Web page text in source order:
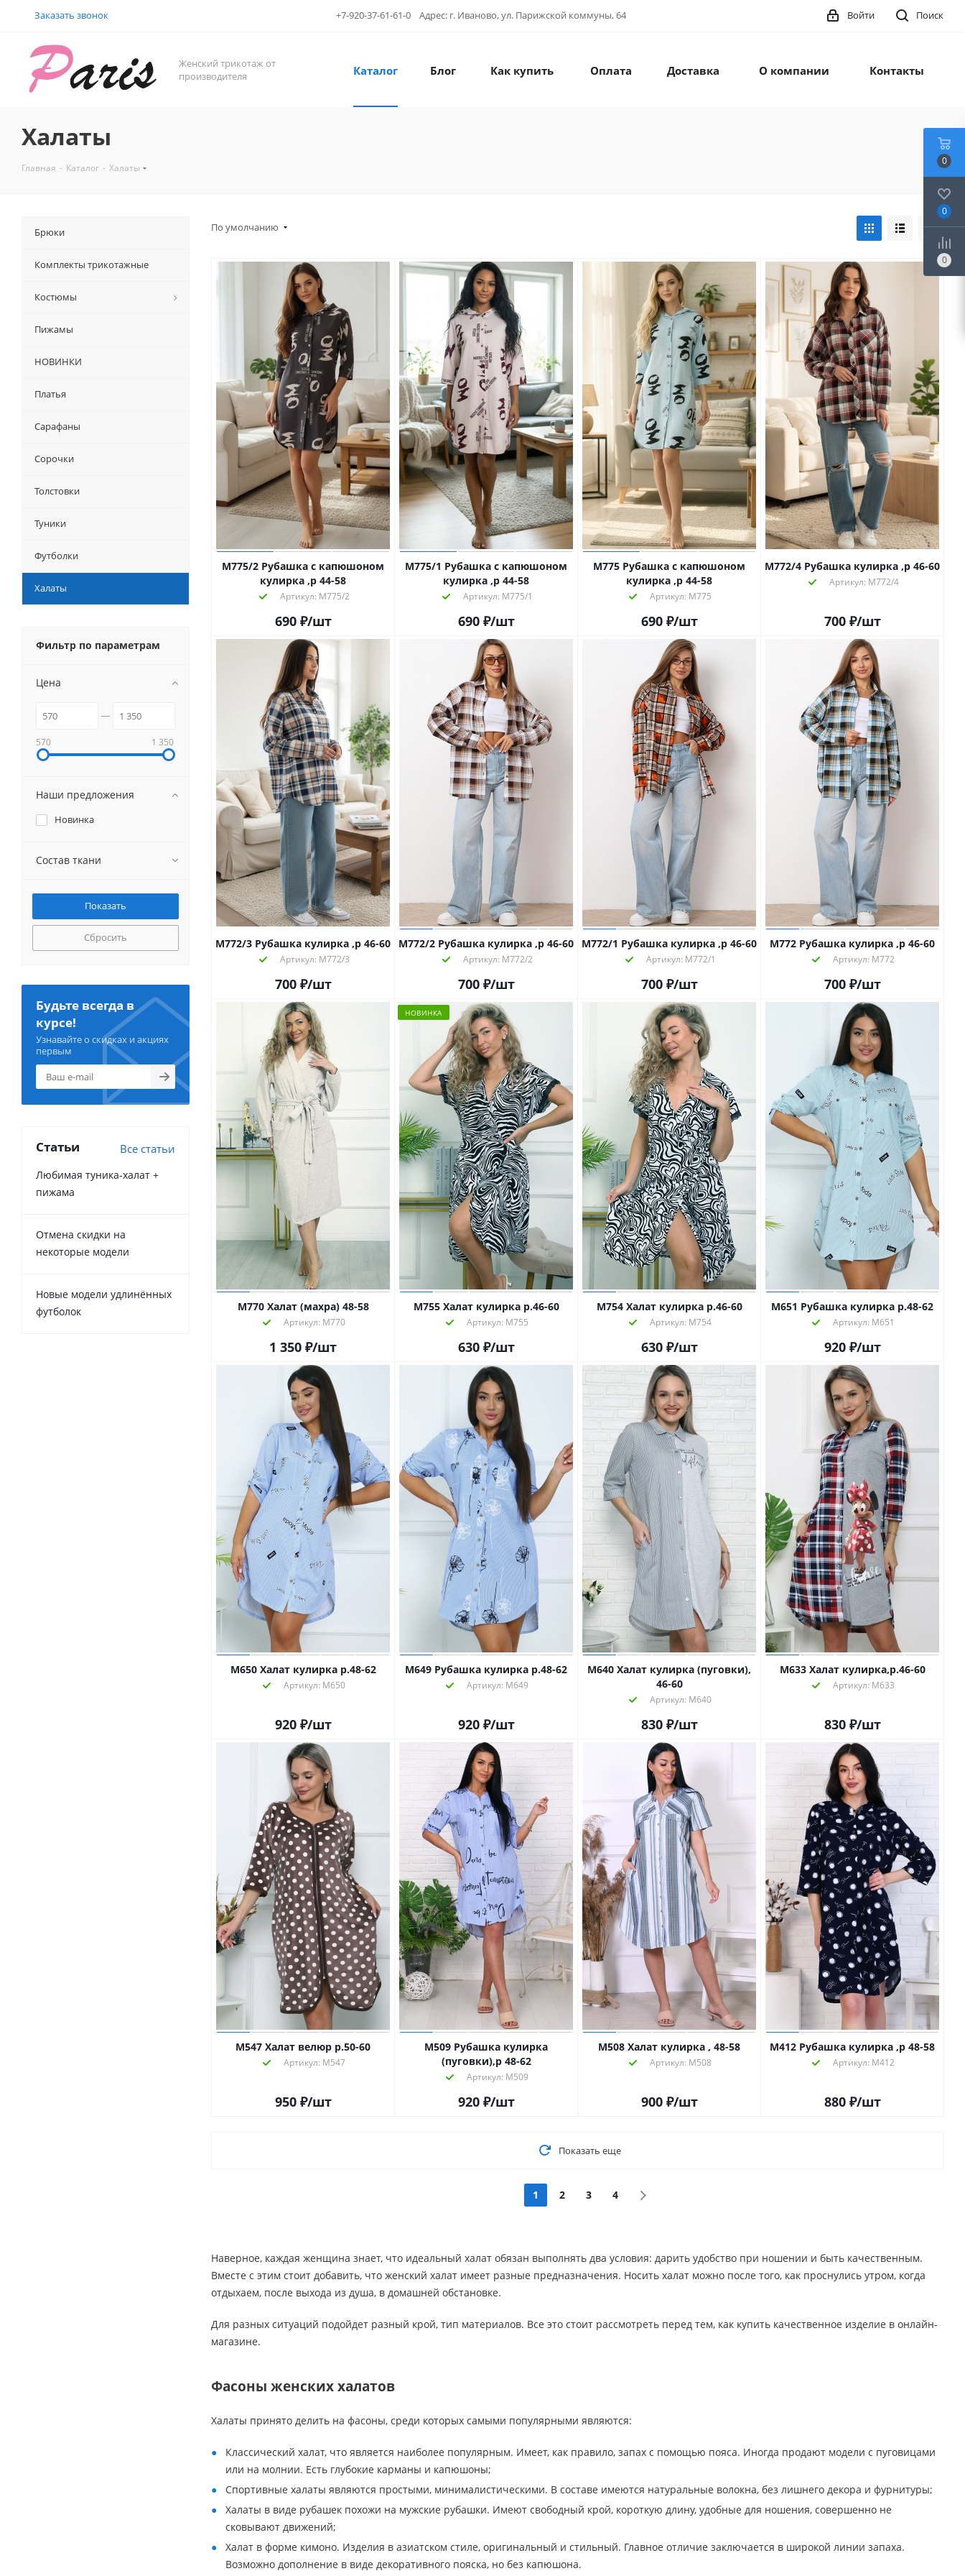
Заказать звонок +7-920-37-61-61-0 Адрес: г. Иваново, ул. Парижской коммуны, 64 Поиск
Войти
Женский трикотаж от
производителя
Каталог Блог Как купить Оплата Доставка О компании Контакты
Халаты
Главная - Каталог - Халаты
По умолчанию
М775/2 Рубашка с капюшоном
кулирка ,р 44-58
Артикул: М775/2
690₽/шт
М775/1 Рубашка с капюшоном
кулирка ,р 44-58
Артикул: М775/1
690₽/шт
М775 Рубашка с капюшоном
кулирка ,р 44-58
Артикул: М775
690₽/шт
М772/4 Рубашка кулирка ,р 46-60
Артикул: М772/4
700₽/шт
М772/3 Рубашка кулирка ,р 46-60
Артикул: М772/3
700₽/шт
М772/2 Рубашка кулирка ,р 46-60
Артикул: М772/2
700₽/шт
М772/1 Рубашка кулирка ,р 46-60
Артикул: М772/1
700₽/шт
М772 Рубашка кулирка ,р 46-60
Артикул: М772
700₽/шт
М770 Халат (махра) 48-58
Артикул: М770
1 350 ₽/шт
НОВИНКА
М755 Халат кулирка р.46-60
Артикул: М755
630₽/шт
М754 Халат кулирка р.46-60
Артикул: М754
630₽/шт
М651 Рубашка кулирка р.48-62
Артикул: М651
920₽/шт
М650 Халат кулирка р.48-62
Артикул: М650
920₽/шт
М649 Рубашка кулирка р.48-62
Артикул: М649
920₽/шт
М640 Халат кулирка (пуговки),
46-60
Артикул: М640
830₽/шт
М633 Халат кулирка,р.46-60
Артикул: М633
830₽/шт
М547 Халат велюр р.50-60
Артикул: М547
950₽/шт
М509 Рубашка кулирка
(пуговки),р 48-62
Артикул: М509
920₽/шт
М508 Халат кулирка , 48-58
Артикул: М508
900₽/шт
М412 Рубашка кулирка ,р 48-58
Артикул: М412
880₽/шт
Показать еще
1 2 3 4
Наверное, каждая женщина знает, что идеальный халат обязан выполнять два условия: дарить удобство при ношении и быть качественным.
Вместе с этим стоит добавить, что женский халат имеет разные предназначения. Носить халат можно после того, как проснулись утром, когда
отдыхаем, после выхода из душа, в домашней обстановке.
Для разных ситуаций подойдет разный крой, тип материалов. Все это стоит рассмотреть перед тем, как купить качественное изделие в онлайн-
магазине.
Фасоны женских халатов
Халаты принято делить на фасоны, среди которых самыми популярными являются:
Классический халат, что является наиболее популярным. Имеет, как правило, запах с помощью пояса. Иногда продают модели с пуговицами
или на молнии. Есть глубокие карманы и капюшоны;
Спортивные халаты являются простыми, минималистическими. В составе имеются натуральные волокна, без лишнего декора и фурнитуры;
Халаты в виде рубашек похожи на мужские рубашки. Имеют свободный крой, короткую длину, удобные для ношения, совершенно не
сковывают движений;
Халат в форме кимоно. Изделия в азиатском стиле, оригинальный и стильный. Главное отличие заключается в широкой линии запаха.
Возможно дополнение в виде декоративного пояска, но без капюшона.
Брюки
Комплекты трикотажные
Костюмы
Пижамы
НОВИНКИ
Платья
Сарафаны
Сорочки
Толстовки
Туники
Футболки
Халаты
Фильтр по параметрам
Цена
570 1 350
Наши предложения
Новинка
Состав ткани
Сбросить
Будьте всегда в
курсе!
Узнавайте о скидках и акциях
первым
Статьи Все статьи
Любимая туника-халат +
пижама
Отмена скидки на
некоторые модели
Новые модели удлинённых
футболок
0
0
0